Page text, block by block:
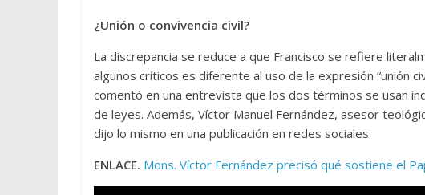
¿Unión o convivencia civil?
La discrepancia se reduce a que Francisco se refiere
algunos críticos es diferente al uso de la expresión “unión
comentó en una entrevista que los dos términos se usan
de leyes. Además, Víctor Manuel Fernández, asesor
dijo lo mismo en una publicación en redes sociales.
ENLACE. Mons. Víctor Fernández precisó qué sostiene el